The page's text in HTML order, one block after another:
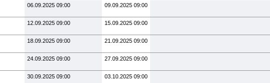
06.09.2025 09:00 09.09.2025 09:00
12.09.2025 09:00 15.09.2025 09:00
18.09.2025 09:00 21.09.2025 09:00
24.09.2025 09:00 27.09.2025 09:00
30.09.2025 09:00 03.10.2025 09:00